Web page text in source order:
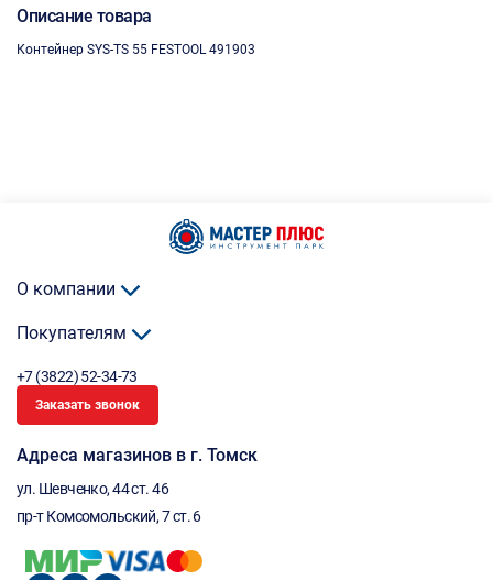
Описание товара
Контейнер SYS-TS 55 FESTOOL 491903
О компании
Покупателям
+7 (3822) 52-34-73
Заказать звонок
Адреса магазинов в г. Томск
ул. Шевченко, 44 ст. 46
пр-т Комсомольский, 7 ст. 6